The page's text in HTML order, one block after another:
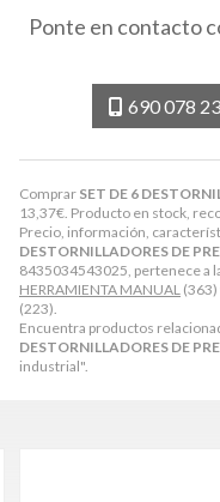
Comprar SET DE 6
13,37€. Producto en stock,
Precio, información,
DESTORNILLADORES DE
8435034543025, pertenece a
HERRAMIENTA MANUAL (363)
(223).
Encuentra productos
DESTORNILLADORES DE
industrial".
Ponte en contacto
690 078